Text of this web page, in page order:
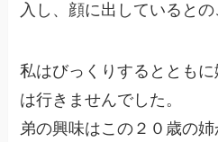
入し、顔に出しているとの
私はびっくりするととも
は行きませんでした。
弟の興味はこの２０歳の